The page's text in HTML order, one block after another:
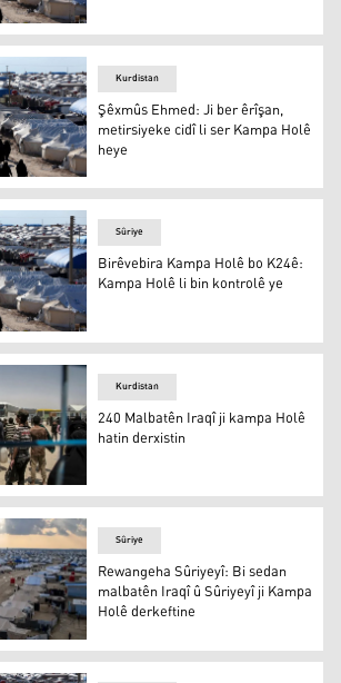
Artêşa Sûriyê kontrola Kampa
Ji ber êrîşan, metirsiyeke cidî li ser
Kurdistan
Şêxmûs Ehmed: Ji ber êrîşan,
metirsiyeke cidî li ser Kampa Holê
heye
Sûriye
Birêvebira Kampa Holê bo K24ê:
Kampa Holê li bin kontrolê ye
ji kampa Holê hatin derxistin
Kurdistan
240 Malbatên Iraqî ji kampa Holê
hatin derxistin
Bi sedan malbatên Iraqî û
Sûriye
Rewangeha Sûriyeyî: Bi sedan
malbatên Iraqî û Sûriyeyî ji Kampa
Holê derkeftine